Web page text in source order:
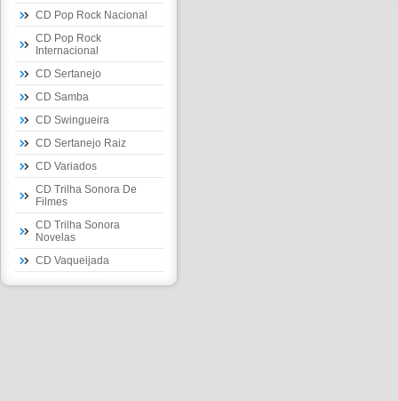
CD Pop Rock Nacional
CD Pop Rock
Internacional
CD Sertanejo
CD Samba
CD Swingueira
CD Sertanejo Raiz
CD Variados
CD Trilha Sonora De
Filmes
CD Trilha Sonora
Novelas
CD Vaqueijada